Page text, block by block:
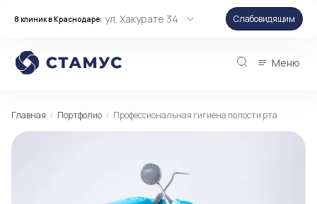
8 клиник в Краснодаре: ул. Хакурате 34 Слабовидящим
Меню
Главная Портфолио Профессиональная гигиена полости рта